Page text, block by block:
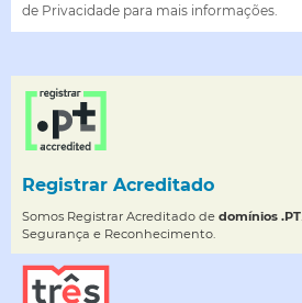
de Privacidade para mais informações.
Registrar Acreditado
Somos Registrar Acreditado de domínios .PT
Segurança e Reconhecimento.